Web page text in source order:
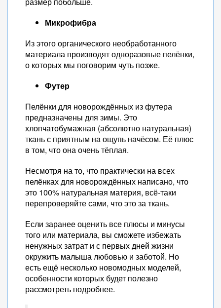
Микрофибра
Из этого органического необработанного
материала производят одноразовые пелёнки,
о которых мы поговорим чуть позже.
Футер
Пелёнки для новорождённых из футера
предназначены для зимы. Это
хлопчатобумажная (абсолютно натуральная)
ткань с приятным на ощупь начёсом. Её плюс
в том, что она очень тёплая.
Несмотря на то, что практически на всех
пелёнках для новорождённых написано, что
это 100% натуральная материя, всё-таки
перепроверяйте сами, что это за ткань.
Если заранее оценить все плюсы и минусы
того или материала, вы сможете избежать
ненужных затрат и с первых дней жизни
окружить малыша любовью и заботой. Но
есть ещё несколько новомодных моделей,
особенности которых будет полезно
рассмотреть подробнее.